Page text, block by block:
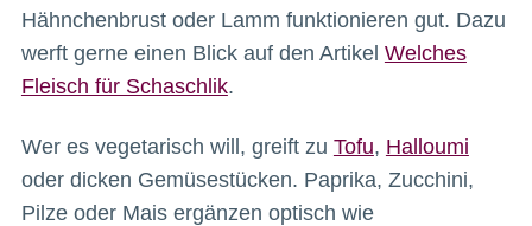
Hähnchenbrust oder Lamm funktionieren gut. Dazu
werft gerne einen Blick auf den Artikel Welches
Fleisch für Schaschlik.
Wer es vegetarisch will, greift zu Tofu, Halloumi
oder dicken Gemüsestücken. Paprika, Zucchini,
Pilze oder Mais ergänzen optisch wie